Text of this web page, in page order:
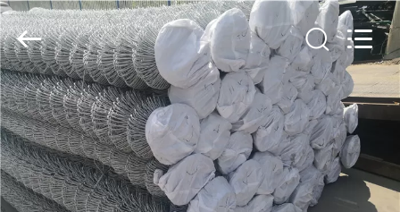
ΣΠΊΤΙ
ΠΡΟΪΌΝΤΑ
PING
XI
RUN
METAL
MESH
CO.,LTD.
All
Rights
Reserved.